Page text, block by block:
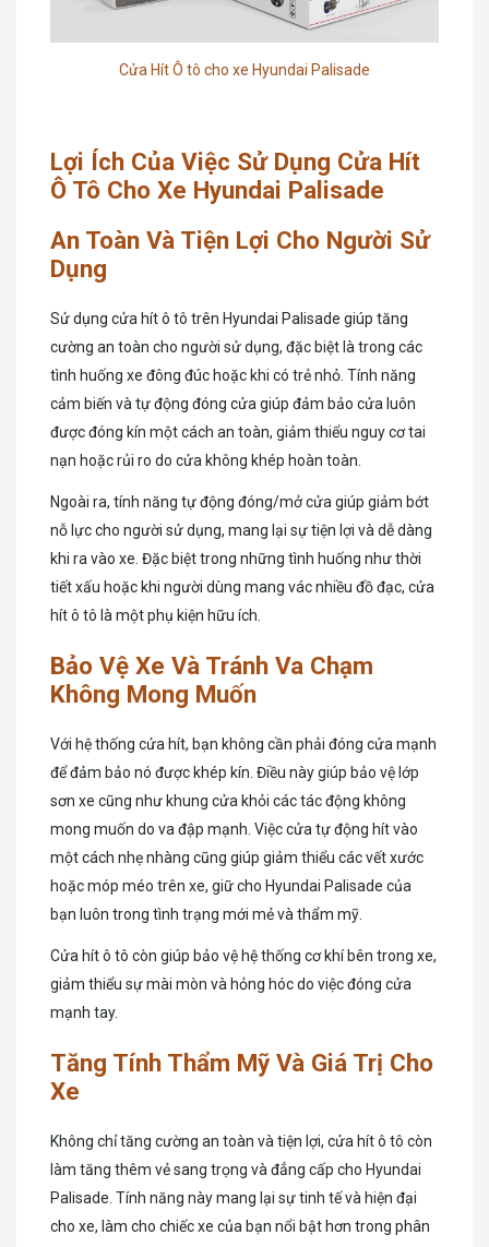
Cửa Hít Ô tô cho xe Hyundai Palisade
Lợi Ích Của Việc Sử Dụng Cửa Hít
Ô Tô Cho Xe Hyundai Palisade
An Toàn Và Tiện Lợi Cho Người Sử
Dụng
Sử dụng cửa hít ô tô trên Hyundai Palisade giúp tăng
cường an toàn cho người sử dụng, đặc biệt là trong các
tình huống xe đông đúc hoặc khi có trẻ nhỏ. Tính năng
cảm biến và tự động đóng cửa giúp đảm bảo cửa luôn
được đóng kín một cách an toàn, giảm thiểu nguy cơ tai
nạn hoặc rủi ro do cửa không khép hoàn toàn.
Ngoài ra, tính năng tự động đóng/mở cửa giúp giảm bớt
nỗ lực cho người sử dụng, mang lại sự tiện lợi và dễ dàng
khi ra vào xe. Đặc biệt trong những tình huống như thời
tiết xấu hoặc khi người dùng mang vác nhiều đồ đạc, cửa
hít ô tô là một phụ kiện hữu ích.
Bảo Vệ Xe Và Tránh Va Chạm
Không Mong Muốn
Với hệ thống cửa hít, bạn không cần phải đóng cửa mạnh
để đảm bảo nó được khép kín. Điều này giúp bảo vệ lớp
sơn xe cũng như khung cửa khỏi các tác động không
mong muốn do va đập mạnh. Việc cửa tự động hít vào
một cách nhẹ nhàng cũng giúp giảm thiểu các vết xước
hoặc móp méo trên xe, giữ cho Hyundai Palisade của
bạn luôn trong tình trạng mới mẻ và thẩm mỹ.
Cửa hít ô tô còn giúp bảo vệ hệ thống cơ khí bên trong xe,
giảm thiểu sự mài mòn và hỏng hóc do việc đóng cửa
mạnh tay.
Tăng Tính Thẩm Mỹ Và Giá Trị Cho
Xe
Không chỉ tăng cường an toàn và tiện lợi, cửa hít ô tô còn
làm tăng thêm vẻ sang trọng và đẳng cấp cho Hyundai
Palisade. Tính năng này mang lại sự tinh tế và hiện đại
cho xe, làm cho chiếc xe của bạn nổi bật hơn trong phân